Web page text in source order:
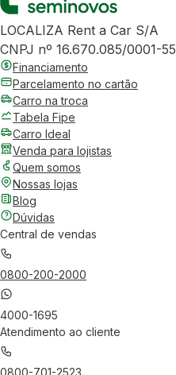
LOCALIZA Rent a Car S/A
CNPJ nº 16.670.085/0001-55
Financiamento
Parcelamento no cartão
Carro na troca
Tabela Fipe
Carro Ideal
Venda para lojistas
Quem somos
Nossas lojas
Blog
Dúvidas
Central de vendas
0800-200-2000
4000-1695
Atendimento ao cliente
0800-701-2523